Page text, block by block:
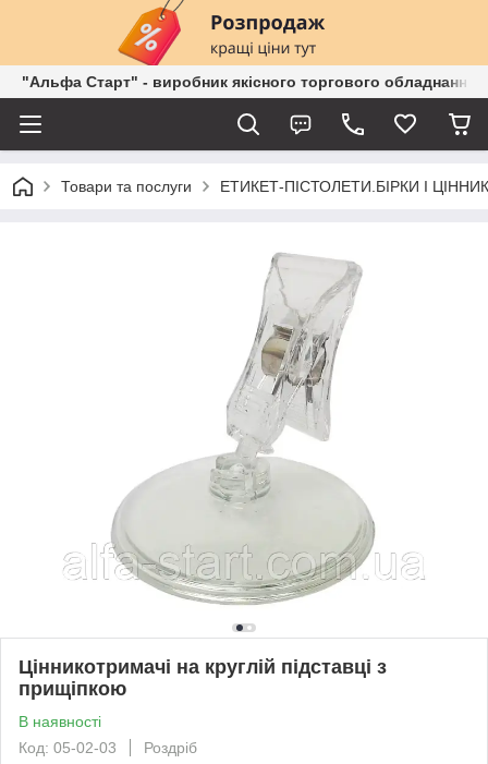
"Альфа Старт" - виробник якісного торгового обладнання
Товари та послуги ЕТИКЕТ-ПІСТОЛЕТИ.БІРКИ І
Цінникотримачі на круглій підставці з
прищіпкою
В наявності
Код: 05-02-03
Роздріб